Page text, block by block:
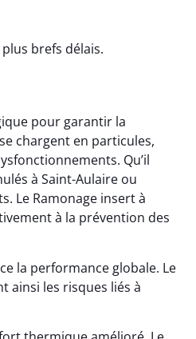
brefs délais.
pour garantir la
chargent en particules,
Qu’il
à Saint-Aulaire ou
Le Ramonage insert à
à la prévention des
la performance globale. Le
ainsi les risques liés à